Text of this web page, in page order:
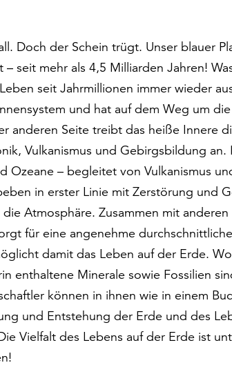
Doch der Schein trügt. Unser blauer
seit mehr als 4,5 Milliarden Jahren!
seit Jahrmillionen immer wieder
und hat auf dem Weg um
anderen Seite treibt das heiße Innere
Vulkanismus und Gebirgsbildung an.
– begleitet von Vulkanismus
in erster Linie mit Zerstörung und
Atmosphäre. Zusammen mit anderen
für eine angenehme durchschnittliche
damit das Leben auf der Erde.
enthaltene Minerale sowie Fossilien
können in ihnen wie in einem
und Entstehung der Erde und des
Vielfalt des Lebens auf der Erde ist